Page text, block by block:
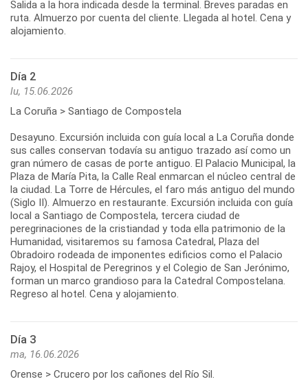
Salida a la hora indicada desde la terminal. Breves paradas en
ruta. Almuerzo por cuenta del cliente. Llegada al hotel. Cena y
alojamiento.
Día 2
lu, 15.06.2026
La Coruña > Santiago de Compostela
Desayuno. Excursión incluida con guía local a La Coruña donde
sus calles conservan todavía su antiguo trazado así como un
gran número de casas de porte antiguo. El Palacio Municipal, la
Plaza de María Pita, la Calle Real enmarcan el núcleo central de
la ciudad. La Torre de Hércules, el faro más antiguo del mundo
(Siglo II). Almuerzo en restaurante. Excursión incluida con guía
local a Santiago de Compostela, tercera ciudad de
peregrinaciones de la cristiandad y toda ella patrimonio de la
Humanidad, visitaremos su famosa Catedral, Plaza del
Obradoiro rodeada de imponentes edificios como el Palacio
Rajoy, el Hospital de Peregrinos y el Colegio de San Jerónimo,
forman un marco grandioso para la Catedral Compostelana.
Regreso al hotel. Cena y alojamiento.
Día 3
ma, 16.06.2026
Orense > Crucero por los cañones del Río Sil.